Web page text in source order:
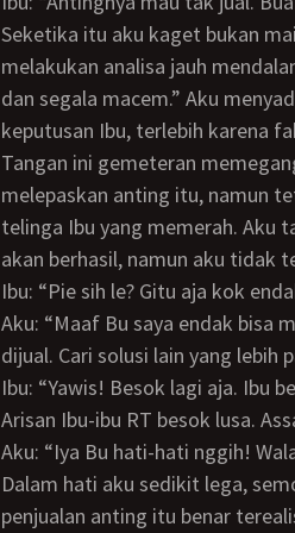
Seketika itu aku kaget bukan main mendengar perintah dari Ibu. Aku langsung
melakukan analisa jauh
dan segala macem.” Aku
keputusan Ibu, terlebih karena
Tangan ini gemeteran memegang telinga Ibu, sampai beberapa kali aku mencoba
melepaskan anting itu, namun
telinga Ibu yang memerah. Aku
akan berhasil, namun aku tidak
Ibu: “Pie sih le? Gitu aja kok
Aku: “Maaf Bu saya endak bisa melepas antingnya. Bu, saya sarankan ndak usah
dijual. Cari solusi lain yang lebih
Ibu: “Yawis! Besok lagi aja. Ibu berangkat dulu, Ibu keburu belanja kebutuhan buat
Arisan Ibu-ibu RT besok lusa.
Aku: “Iya Bu hati-hati nggih!
Dalam hati aku sedikit lega, semoga niat Ibu menunda atau bahkan membatalkan
penjualan anting itu benar